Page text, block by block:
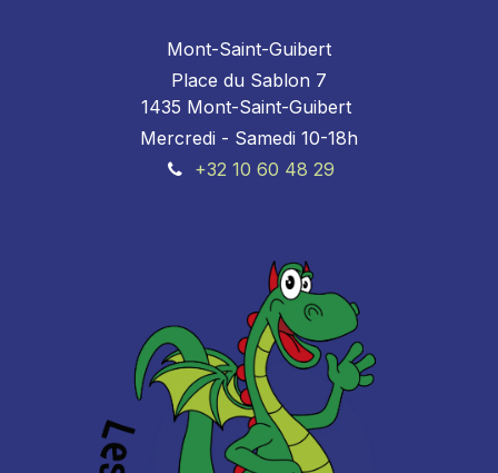
Mont-Saint-Guibert
Place du Sablon 7
1435 Mont-Saint-Guibert
Mercredi - Samedi 10-18h
+32 10 60 48 29